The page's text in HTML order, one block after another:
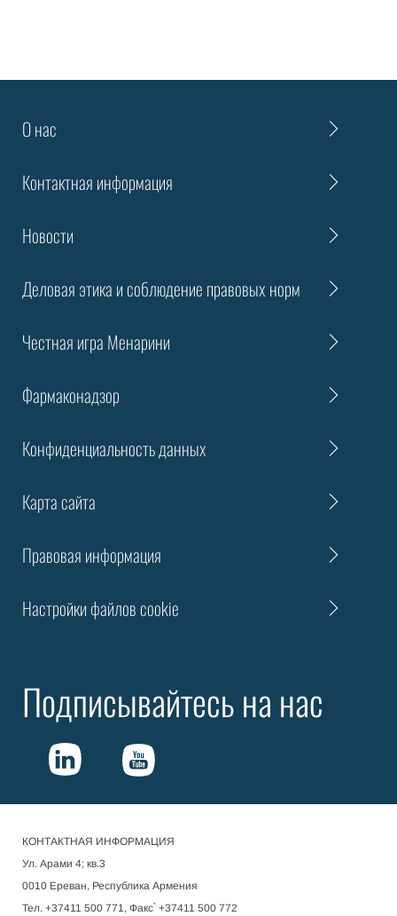
О нас
Контактная информация
Новости
Деловая этика и соблюдение правовых норм
Честная игра Менарини
Фармаконадзор
Конфиденциальность данных
Карта сайта
Правовая информация
Настройки файлов cookie
Подписывайтесь на нас
КОНТАКТНАЯ ИНФОРМАЦИЯ
Ул. Арами 4; кв.3
0010 Ереван, Республика Армения
Тел. +37411 500 771, Факс՝ +37411 500 772